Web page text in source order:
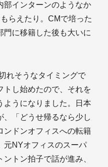
部インターンのようなか
らえたり。CMで培った
門に移籍した後も大いに
れそうなタイミングで
トし始めたので、それを
ようになりました。日本
、「どうせ帰るなら少し
ンドンオフィスへの転籍
元NYオフィスのスーパ
トン拍子で話が進み、